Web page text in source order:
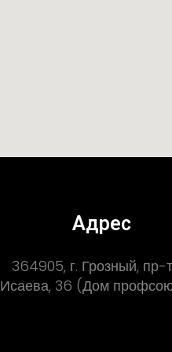
Адрес
364905, г. Грозный, пр-
Исаева, 36 (Дом